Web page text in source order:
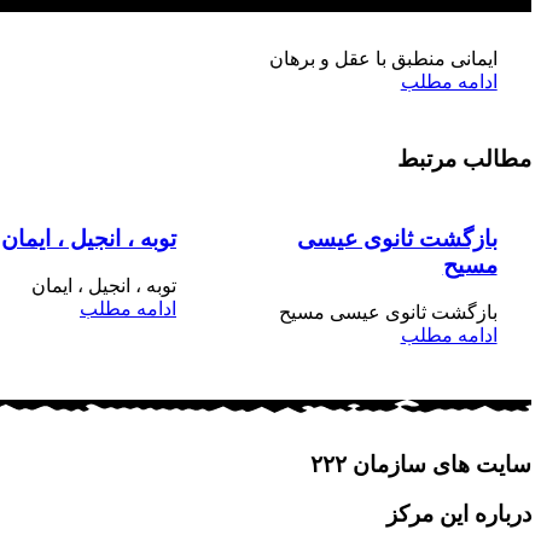
ایمانی منطبق با عقل و برهان
ادامه مطلب
مطالب مرتبط
توبه ، انجیل ، ایمان
توبه ، انجیل ، ایمان
ادامه مطلب
بازگشت ثانوی عیسی
مسیح
بازگشت ثانوی عیسی مسیح
ادامه مطلب
سایت های سازمان ۲۲۲
درباره این مرکز